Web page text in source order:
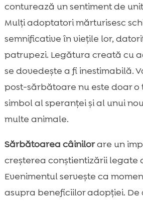
conturează un sentiment de
Mulți adoptatori mărturisesc
semnificative în viețile lor,
patrupezi. Legătura creată cu
se dovedește a fi inestimabilă.
post-sărbătoare nu este doar o
simbol al speranței și al unui
multe animale.
Sărbătoarea câinilorare un
creșterea conștientizării legate
Evenimentul servește ca
asupra beneficiilor adopției. De